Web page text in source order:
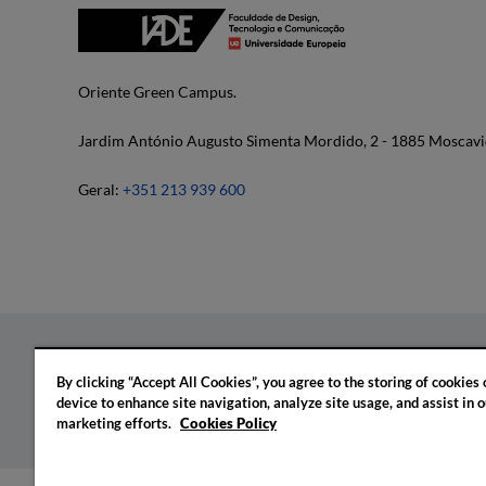
Oriente Green Campus.
Jardim António Augusto Simenta Mordido, 2 - 1885
Geral: +351 213 939 600
Política de privacidade Política de cookies
By clicking “Accept All Cookies”, you agree to the storing of cookies
device to enhance site navigation, analyze site usage, and assist in
marketing efforts. Cookies Policy